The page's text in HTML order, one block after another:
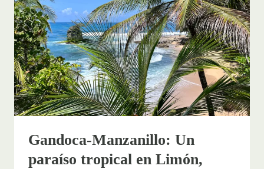
COSTA
RICA
Gandoca-Manzanillo: Un
paraíso tropical en Limón,